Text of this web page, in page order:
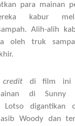
para mainan
kabur
Alih-alih
oleh truk
di film ini
di Sunny
Lotso digantikan
Woody dan